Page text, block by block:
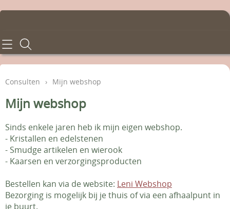
Home
Tarieven
Info en voorwaarden
Gastenboek
Consulten › Mijn webshop
Mijn webshop
Sinds enkele jaren heb ik mijn eigen webshop.
- Kristallen en edelstenen
- Smudge artikelen en wierook
- Kaarsen en verzorgingsproducten
Bestellen kan via de website: Leni Webshop
Bezorging is mogelijk bij je thuis of via een afhaalpunt in
je buurt.